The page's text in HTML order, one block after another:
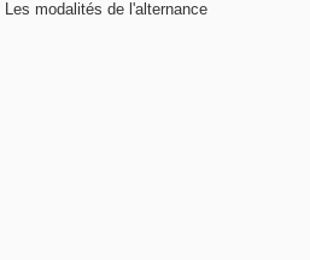
Les modalités de l'alternance